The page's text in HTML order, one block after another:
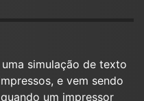
simulação de texto
e vem sendo
um impressor